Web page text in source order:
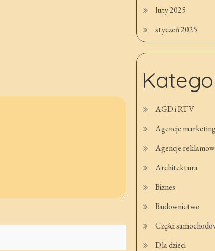
luty 2025
styczeń 2025
AGD i RTV
Agencje
Agencje
Architektura
Biznes
Budownictwo
Części
Dla dzieci